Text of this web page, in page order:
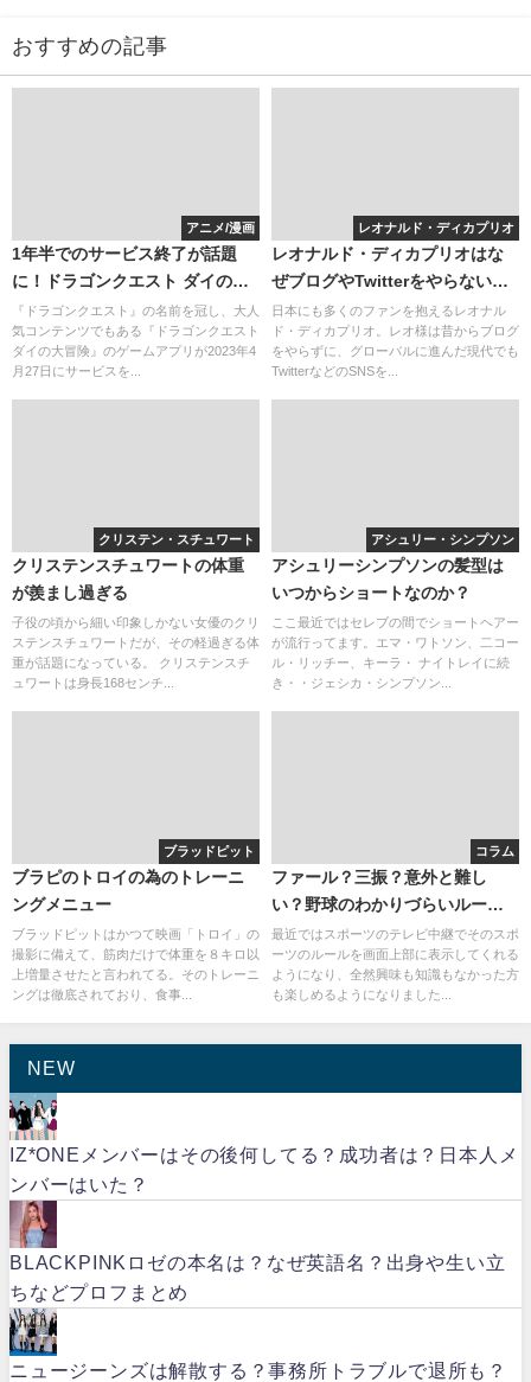
おすすめの記事
アニメ/漫画
1年半でのサービス終了が話題
に！ドラゴンクエスト ダイの大
冒険とは？
『ドラゴンクエスト』の名前を冠し、大人
気コンテンツでもある『ドラゴンクエスト
ダイの大冒険』のゲームアプリが2023年4
月27日にサービスを...
レオナルド・ディカプリオ
レオナルド・ディカプリオはな
ぜブログやTwitterをやらないの
か？
日本にも多くのファンを抱えるレオナル
ド・ディカプリオ。レオ様は昔からブログ
をやらずに、グローバルに進んだ現代でも
TwitterなどのSNSを...
クリステン・スチュワート
クリステンスチュワートの体重
が羨まし過ぎる
子役の頃から細い印象しかない女優のクリ
ステンスチュワートだが、その軽過ぎる体
重が話題になっている。 クリステンスチ
ュワートは身長168センチ...
アシュリー・シンプソン
アシュリーシンプソンの髪型は
いつからショートなのか？
ここ最近ではセレブの間でショートヘアー
が流行ってます。エマ・ワトソン、二コー
ル・リッチー、キーラ・ ナイトレイに続
き・・ジェシカ・シンプソン...
ブラッドピット
ブラピのトロイの為のトレーニ
ングメニュー
ブラッドピットはかつて映画「トロイ」の
撮影に備えて、筋肉だけで体重を８キロ以
上増量させたと言われてる。そのトレーニ
ングは徹底されており、食事...
コラム
ファール？三振？意外と難し
い？野球のわかりづらいルール
を徹底解説
最近ではスポーツのテレビ中継でそのスポ
ーツのルールを画面上部に表示してくれる
ようになり、全然興味も知識もなかった方
も楽しめるようになりました...
NEW
IZ*ONEメンバーはその後何してる？成功者は？日本人メ
ンバーはいた？
BLACKPINKロゼの本名は？なぜ英語名？出身や生い立
ちなどプロフまとめ
ニュージーンズは解散する？事務所トラブルで退所も？